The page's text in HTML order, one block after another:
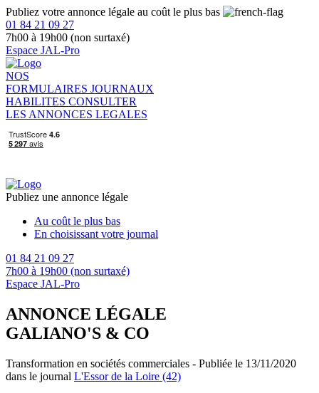
Publiez votre annonce légale au coût le plus bas
01 84 21 09 27
7h00 à 19h00 (non surtaxé)
Espace JAL-Pro
NOS
FORMULAIRES JOURNAUX
HABILITES CONSULTER
LES ANNONCES LEGALES
Publiez une annonce légale
Au coût le plus bas
En choisissant votre journal
01 84 21 09 27
7h00 à 19h00 (non surtaxé)
Espace JAL-Pro
ANNONCE LÉGALE
GALIANO'S & CO
Transformation en sociétés commerciales - Publiée le 13/11/2020
dans le journal L'Essor de la Loire (42)